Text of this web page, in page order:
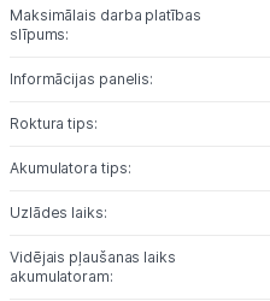
Blogs
Piegāde un apmaksa
Maksimālais darba platības
slīpums:
Informācijas panelis:
Roktura tips:
Akumulatora tips:
Uzlādes laiks:
Vidējais pļaušanas laiks
akumulatoram: